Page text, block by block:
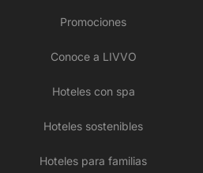
Promociones
Conoce a LIVVO
Hoteles con spa
Hoteles sostenibles
Hoteles para familias